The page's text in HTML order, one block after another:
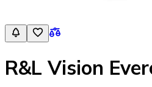
R&L Vision